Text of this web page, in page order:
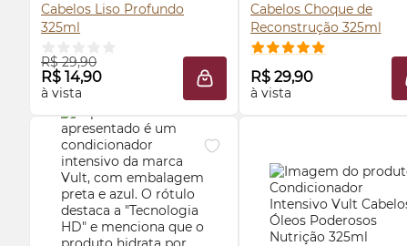
Cabelos Liso Profundo
325ml
R$ 29,90
R$ 14,90
à vista
COMPRE AGORA ❯
ADICIONAR À SACOLA
Cabelos Choque de
Reconstrução 325ml
R$ 29,90
à vista
COMPRE AGORA ❯